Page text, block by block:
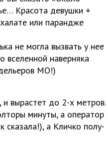
Красота девушки +
или парандже
не могла вызвать у нее
вселенной наверняка
МО!)
вырастет до 2-х метров.
минуты, а оператор
сказала!), а Кличко полу-